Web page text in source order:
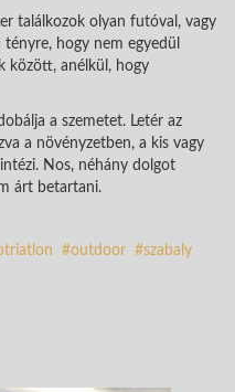
találkozok olyan futóval, vagy
hogy nem egyedül
között, anélkül, hogy
a szemetet. Letér az
a növényzetben, a kis vagy
Nos, néhány dolgot
árt betartani.
outdoor
szabaly